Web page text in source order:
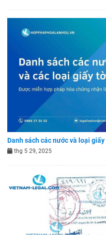
Danh sách các nước và loại
thg 5 29, 2025